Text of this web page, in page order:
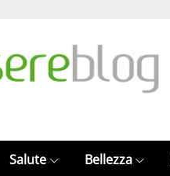
Salute Bellezza